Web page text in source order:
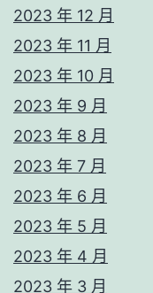
2023 年 12 月
2023 年 11 月
2023 年 10 月
2023 年 9 月
2023 年 8 月
2023 年 7 月
2023 年 6 月
2023 年 5 月
2023 年 4 月
2023 年 3 月